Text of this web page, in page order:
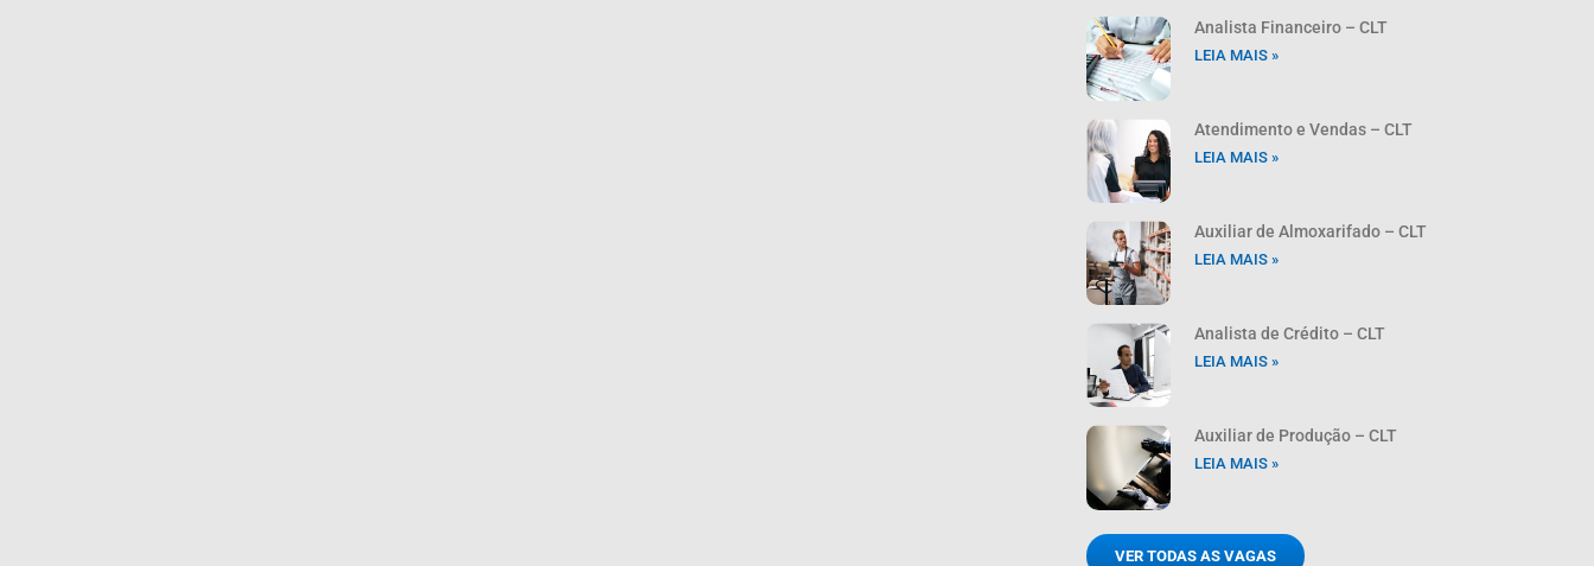
Analista Financeiro – CLT
LEIA MAIS »
Atendimento e Vendas – CLT
LEIA MAIS »
Auxiliar de Almoxarifado – CLT
LEIA MAIS »
Analista de Crédito – CLT
LEIA MAIS »
Auxiliar de Produção – CLT
LEIA MAIS »
VER TODAS AS VAGAS